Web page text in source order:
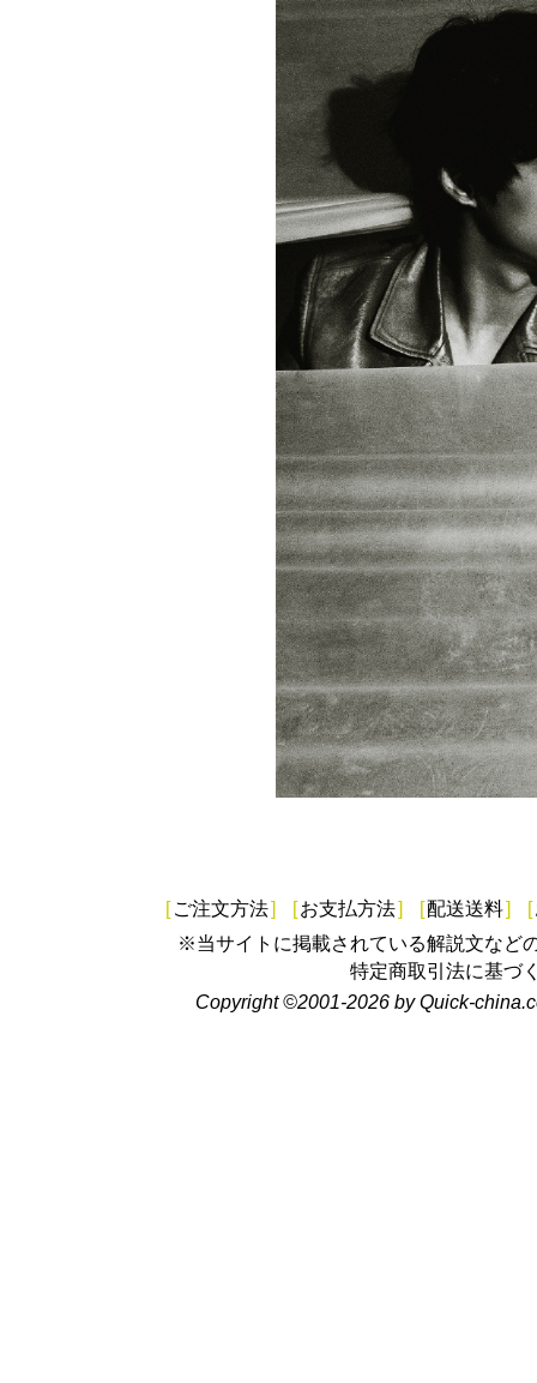
[ ご注文方法] [お支払方法] [配送送料] [
※当サイトに掲載されている解説文など
特定商取引法に基づ
Copyright ©2001-2026 by Quick-